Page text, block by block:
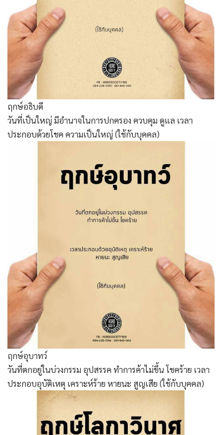
ฤกษ์อธิบดี
วันที่เป็นใหญ่ มีอำนาจในการปกครอง ควบคุม ดูแล เวลา
ประกอบด้วยโชค ความเป็นใหญ่ (ใช้กับบุคคล)
ฤกษ์อุบาทว์
วันที่ตกอยู่ในบ่วงกรรม อุปสรรค ทำการค้าไม่ขึ้น โชคร้าย เวลา
ประกอบอุบัติเหตุ เคราะห์ร้าย หายนะ สูญเสีย (ใช้กับบุคคล)